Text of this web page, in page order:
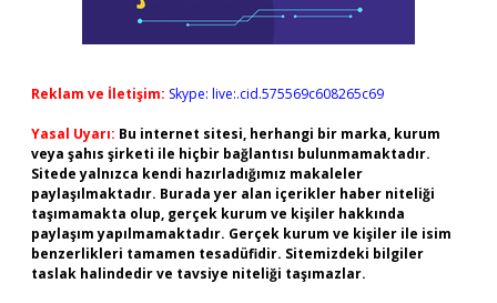
Reklam ve İletişim: Skype: live:.cid.575569c608265c69
Yasal Uyarı: Bu internet sitesi, herhangi bir marka, kurum
veya şahıs şirketi ile hiçbir bağlantısı bulunmamaktadır.
Sitede yalnızca kendi hazırladığımız makaleler
paylaşılmaktadır. Burada yer alan içerikler haber niteliği
taşımamakta olup, gerçek kurum ve kişiler hakkında
paylaşım yapılmamaktadır. Gerçek kurum ve kişiler ile isim
benzerlikleri tamamen tesadüfidir. Sitemizdeki bilgiler
taslak halindedir ve tavsiye niteliği taşımazlar.